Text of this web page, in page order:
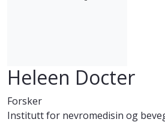
Heleen Docter
Forsker
Institutt for nevromedisin og